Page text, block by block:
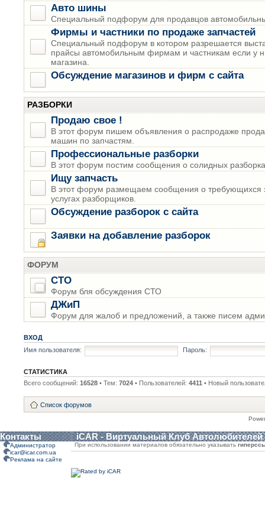
Авто шины
Специальный подфорум для продавцов
Фирмы и частники по продаже запчастей
Специальный подфорум в котором разрешается
прайсы автомобильным фирмам и частникам если у
магазина.
Обсуждение магазинов и фирм с сайта
РАЗБОРКИ
Продаю свое !
В этот форум пишем объявления о распродаже
машин по запчастям.
Профессиональные разборки
В этот форум постим сообщения о солидных
Ищу запчасть
В этот форум размещаем сообщения о требующихся
услугах разборщиков.
Обсуждение разборок с сайта
Заявки на добавление разборок
ФОРУМ
СТО
Форум бля обсуждения СТО
ДЖиП
Форум для жалоб и предложений, а также писем
ВХОД
Имя пользователя:
Пароль:
СТАТИСТИКА
Всего сообщений: 16528 • Тем: 7024 • Пользователей: 4411 • Новый
Список форумов
Контакты iCAR - Виртуальный Клуб Автолюбителей
Администратор
icar@icar.com.ua
Реклама на сайте
При использовании материалов обязательно указывать